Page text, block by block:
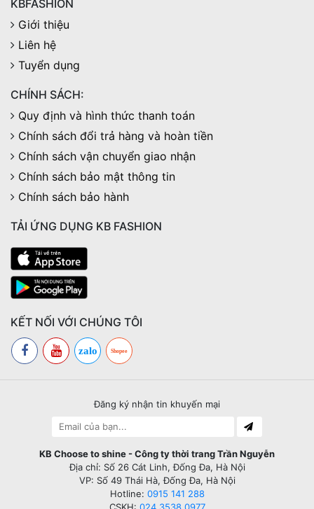
KBFASHION
Giới thiệu
Liên hệ
Tuyển dụng
CHÍNH SÁCH:
Quy định và hình thức thanh toán
Chính sách đổi trả hàng và hoàn tiền
Chính sách vận chuyển giao nhận
Chính sách bảo mật thông tin
Chính sách bảo hành
TẢI ỨNG DỤNG KB FASHION
KẾT NỐI VỚI CHÚNG TÔI
zalo Shopee
Đăng ký nhận tin khuyến mại
KB Choose to shine - Công ty thời trang Trần Nguyễn
Địa chỉ: Số 26 Cát Linh, Đống Đa, Hà Nội
VP: Số 49 Thái Hà, Đống Đa, Hà Nội
Hotline:0915 141 288